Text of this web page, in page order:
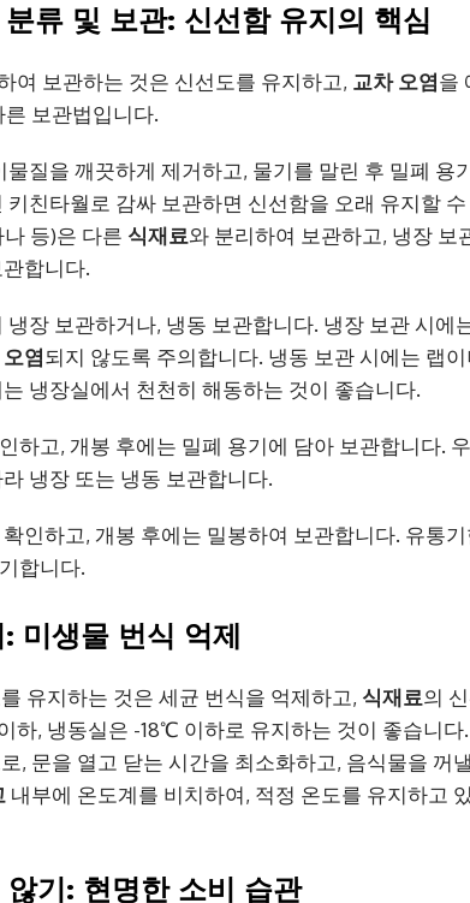
류 및 보관: 신선함 유지의 핵심
여 보관하는 것은 신선도를 유지하고, 교차 오염을
른 보관법입니다.
물질을 깨끗하게 제거하고, 물기를 말린 후 밀폐 용
키친타월로 감싸 보관하면 신선함을 오래 유지할
등)은 다른 식재료와 분리하여 보관하고, 냉장 보
합니다.
냉장 보관하거나, 냉동 보관합니다. 냉장 보관 시에
오염되지 않도록 주의합니다. 냉동 보관 시에는 랩
냉장실에서 천천히 해동하는 것이 좋습니다.
하고, 개봉 후에는 밀폐 용기에 담아 보관합니다.
냉장 또는 냉동 보관합니다.
인하고, 개봉 후에는 밀봉하여 보관합니다. 유통
합니다.
미생물 번식 억제
유지하는 것은 세균 번식을 억제하고, 식재료의
하, 냉동실은 -18℃ 이하로 유지하는 것이 좋습니다.
, 문을 열고 닫는 시간을 최소화하고, 음식물을 꺼
내부에 온도계를 비치하여, 적정 온도를 유지하고
기: 현명한 소비 습관